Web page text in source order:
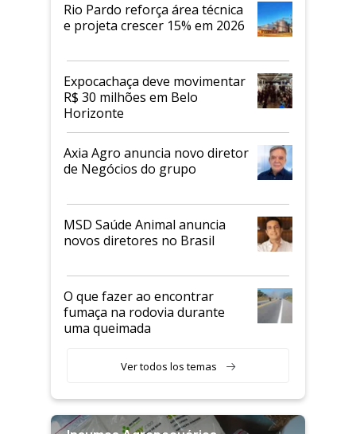
Rio Pardo reforça área técnica
e projeta crescer 15% em 2026
Expocachaça deve movimentar
R$ 30 milhões em Belo
Horizonte
Axia Agro anuncia novo diretor
de Negócios do grupo
MSD Saúde Animal anuncia
novos diretores no Brasil
O que fazer ao encontrar
fumaça na rodovia durante
uma queimada
Ver todos los temas